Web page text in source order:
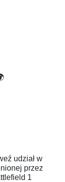
udział w
przez
1